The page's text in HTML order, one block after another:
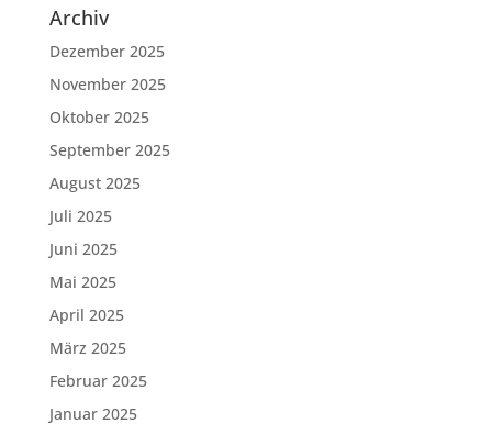
Archiv
Dezember 2025
November 2025
Oktober 2025
September 2025
August 2025
Juli 2025
Juni 2025
Mai 2025
April 2025
März 2025
Februar 2025
Januar 2025